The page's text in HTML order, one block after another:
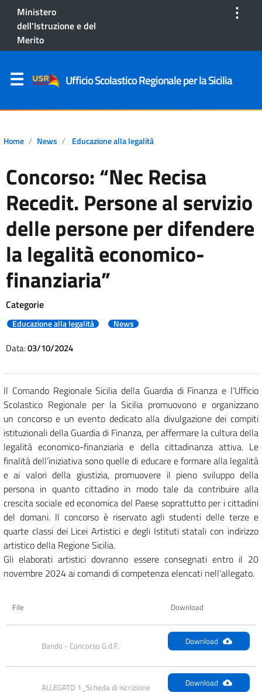
Ministero
dell'Istruzione e del
Merito
⋮
Ufficio Scolastico Regionale per la Sicilia
Home News Educazione alla legalità
Concorso: “Nec Recisa
Recedit. Persone al servizio
delle persone per difendere
la legalità economico-
finanziaria”
Categorie
Educazione alla legalità News
Data:03/10/2024
Il Comando Regionale Sicilia della Guardia di Finanza e l’Ufficio
Scolastico Regionale per la Sicilia promuovono e organizzano
un concorso e un evento dedicato alla divulgazione dei compiti
istituzionali della Guardia di Finanza, per affermare la cultura della
legalità economico-finanziaria e della cittadinanza attiva. Le
finalità dell’iniziativa sono quelle di educare e formare alla legalità
e ai valori della giustizia, promuovere il pieno sviluppo della
persona in quanto cittadino in modo tale da contribuire alla
crescita sociale ed economica del Paese soprattutto per i cittadini
del domani. Il concorso è riservato agli studenti delle terze e
quarte classi dei Licei Artistici e degli Istituti statali con indirizzo
artistico della Regione Sicilia.
Gli elaborati artistici dovranno essere consegnati entro il 20
novembre 2024 ai comandi di competenza elencati nell’allegato.
File Download
Bando - Concorso G.d.F. Download
ALLEGATO 1_Scheda di iscrizione Download